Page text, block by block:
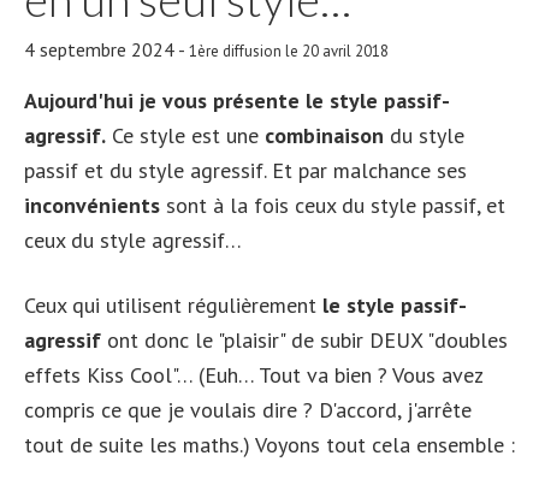
4 septembre 2024 - 1ère diffusion le 20 avril 2018
Aujourd'hui je vous présente le style passif-
agressif. Ce style est une combinaison du style
passif et du style agressif. Et par malchance ses
inconvénients sont à la fois ceux du style passif, et
ceux du style agressif…
Ceux qui utilisent régulièrement le style passif-
agressif ont donc le "plaisir" de subir DEUX "doubles
effets Kiss Cool"… (Euh… Tout va bien ? Vous avez
compris ce que je voulais dire ? D'accord, j'arrête
tout de suite les maths.) Voyons tout cela ensemble :